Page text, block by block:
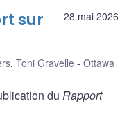
28 mai 2026
sur
, Toni Gravelle
Ottawa
du Rapport